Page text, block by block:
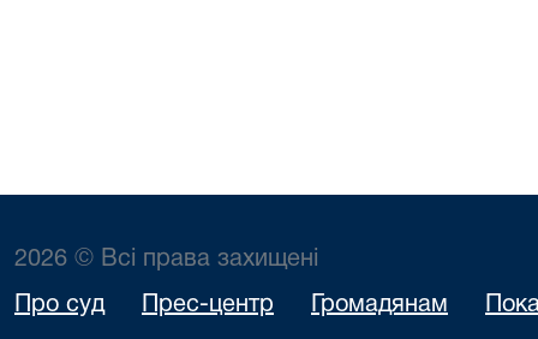
2026 © Всі права захищені
Про суд Прес-центр Громадянам